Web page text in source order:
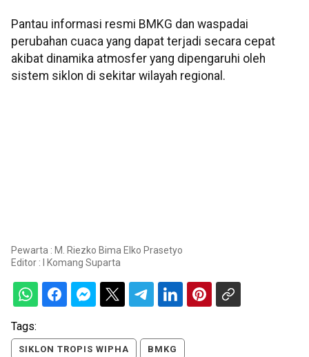
Pantau informasi resmi BMKG dan waspadai
perubahan cuaca yang dapat terjadi secara cepat
akibat dinamika atmosfer yang dipengaruhi oleh
sistem siklon di sekitar wilayah regional.
Pewarta : M. Riezko Bima Elko Prasetyo
Editor :
I Komang Suparta
Tags:
SIKLON TROPIS WIPHA BMKG